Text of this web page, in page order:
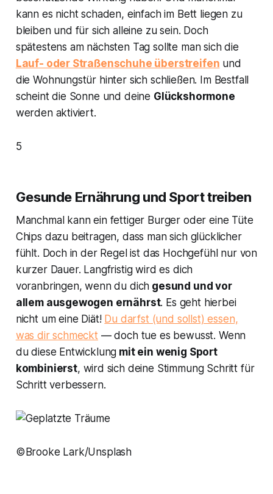
kann es nicht schaden, einfach im Bett liegen zu
bleiben und für sich alleine zu sein. Doch
spätestens am nächsten Tag sollte man sich die
Lauf- oder Straßenschuhe überstreifen und
die Wohnungstür hinter sich schließen. Im Bestfall
scheint die Sonne und deine Glückshormone
werden aktiviert.
5
Gesunde Ernährung und Sport treiben
Manchmal kann ein fettiger Burger oder eine Tüte
Chips dazu beitragen, dass man sich glücklicher
fühlt. Doch in der Regel ist das Hochgefühl nur von
kurzer Dauer. Langfristig wird es dich
voranbringen, wenn du dich gesund und vor
allem ausgewogen ernährst. Es geht hierbei
nicht um eine Diät! Du darfst (und sollst) essen,
was dir schmeckt— doch tue es bewusst. Wenn
du diese Entwicklung mit ein wenig Sport
kombinierst, wird sich deine Stimmung Schritt für
Schritt verbessern.
©Brooke Lark/Unsplash